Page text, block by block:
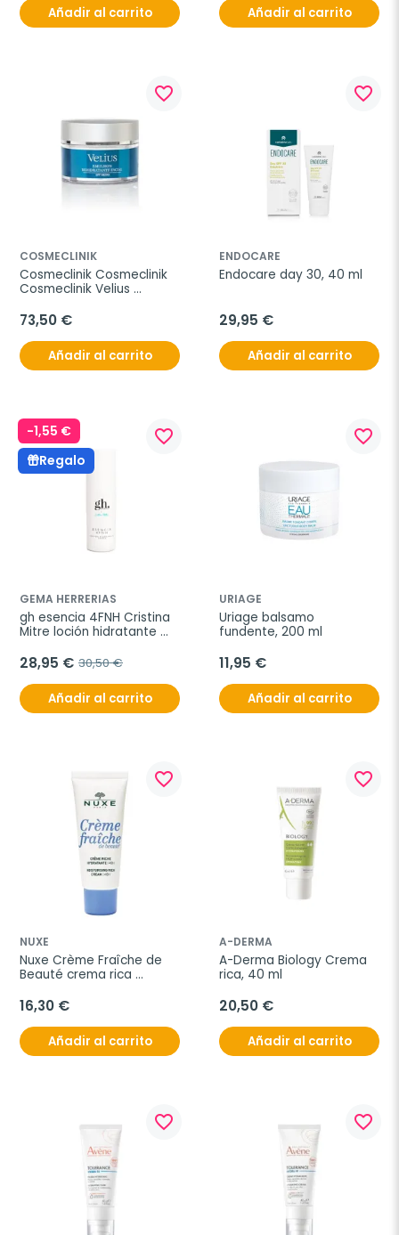
Añadir al carrito Añadir al carrito
favorite_border
COSMECLINIK
Cosmeclinik Cosmeclinik
Cosmeclinik Velius
Facial, 40 ml
73,50 €
Añadir al carrito
favorite_border
ENDOCARE
Endocare day 30, 40 ml
29,95 €
Añadir al carrito
-1,55 €
Regalo
favorite_border
GEMA HERRERIAS
gh esencia 4FNH Cristina
Mitre loción hidratante
28,95 € 30,50 €
Añadir al carrito
favorite_border
URIAGE
Uriage balsamo
fundente, 200 ml
11,95 €
Añadir al carrito
favorite_border
NUXE
Nuxe Crème Fraîche de
Beauté crema rica
48H, 30 ml
16,30 €
Añadir al carrito
favorite_border
A-DERMA
A-Derma Biology Crema
rica, 40 ml
20,50 €
Añadir al carrito
favorite_border favorite_border